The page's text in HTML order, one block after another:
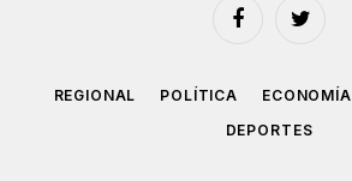
FacebookTwitter
REGIONAL POLÍTICA ECONOMÍA
DEPORTES